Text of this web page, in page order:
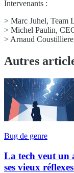
Intervenants :
> Marc Juhel, Team
> Michel Paulin,
> Arnaud
Autres
Bug de genre
La tech veut un
ses vieux réflexes